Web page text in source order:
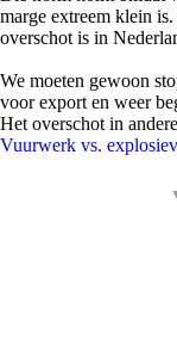
marge extreem klein
overschot is in
We moeten gewoon
voor export en weer
Het overschot in
Vuurwerk vs.